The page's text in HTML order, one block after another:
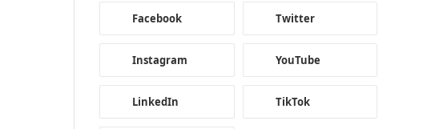
Facebook Twitter
Instagram YouTube
LinkedIn TikTok